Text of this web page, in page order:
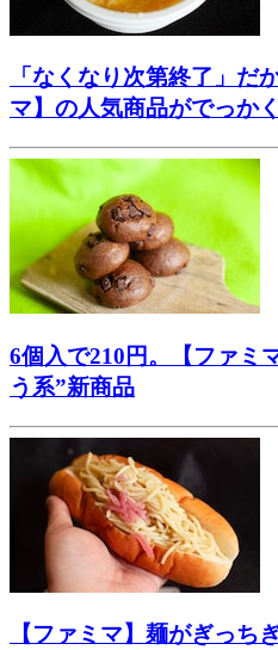
「なくなり次第終了」だ
マ】の人気商品がでっか
6個入で210円。【ファミ
う系”新商品
【ファミマ】麺がぎっち